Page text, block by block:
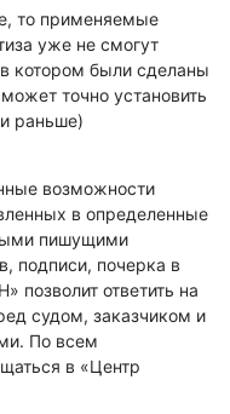
то применяемые
уже не смогут
котором были сделаны
точно установить
раньше)
возможности
в определенные
пишущими
подписи, почерка в
позволит ответить на
судом, заказчиком и
По всем
в «Центр